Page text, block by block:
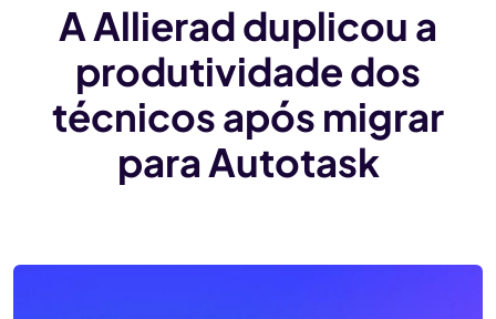
A Allierad duplicou a
produtividade dos
técnicos após migrar
para Autotask